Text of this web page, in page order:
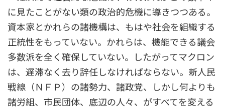
に見たことがない類の政治的危機に導きつつある。
資本家とかれらの諸機構は、もはや社会を組織する
正統性をもっていない。かれらは、機能できる議会
多数派を全く確保していない。したがってマクロン
は、遅滞なく去り辞任しなければならない。新人民
戦線（ＮＦＰ）の諸勢力、諸政党、しかし何よりも
諸労組、市民団体、底辺の人々、がすべてを変える